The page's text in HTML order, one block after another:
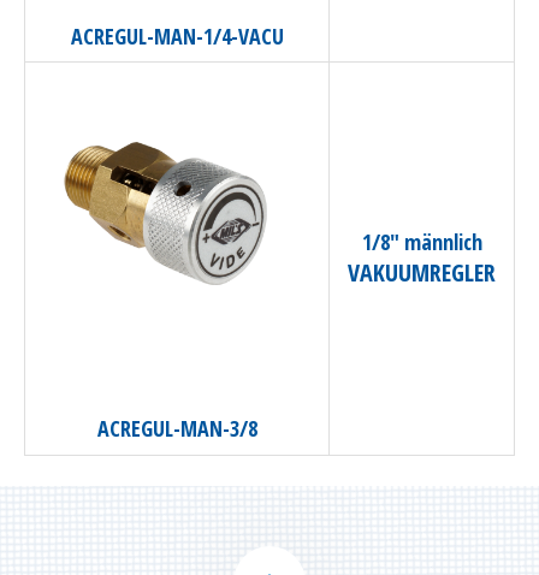
Gerätewartung | Schulung
ACREGUL-MAN-1/4-VACU
ACREGUL-MAN-3/8
1/8″ männlich
VAKUUMREGLER